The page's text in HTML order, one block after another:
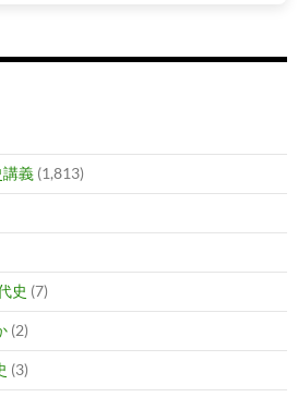
講義 (1,813)
史 (7)
(2)
(3)